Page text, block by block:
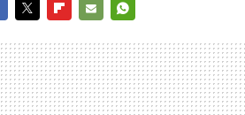
MAIL